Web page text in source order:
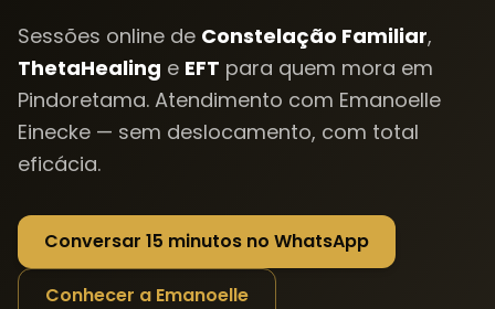
Sessões online de Constelação Familiar,
ThetaHealing e EFT para quem mora em
Pindoretama. Atendimento com Emanoelle
Einecke — sem deslocamento, com total
eficácia.
Conversar 15 minutos no WhatsApp
Conhecer a Emanoelle